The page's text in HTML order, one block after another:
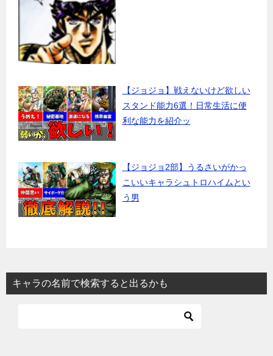
【ジョジョ】戦えないけど欲しい
スタンド能力6選！日常生活に便
利な能力を紹介ッ
【ジョジョ2部】うるさいがかっ
こいいキャラシュトロハイムとい
う男
キャラの名前で検索すると出るかも